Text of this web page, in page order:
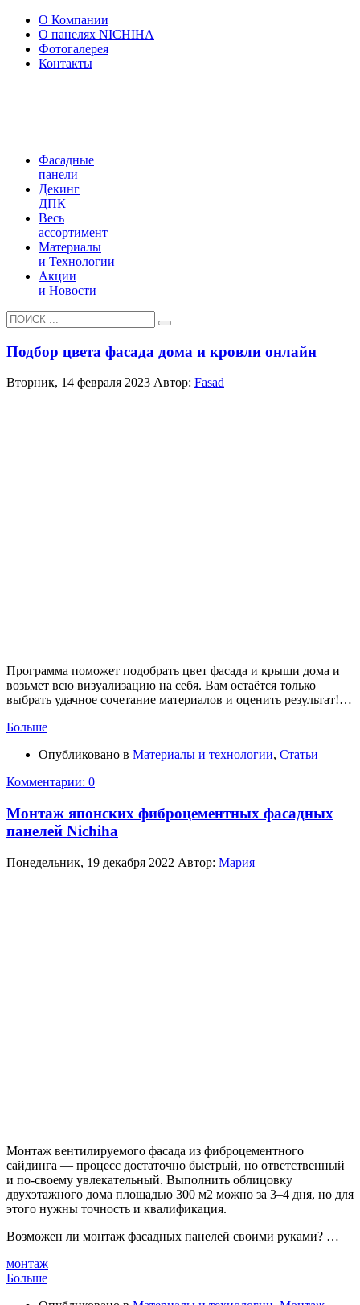
О Компании
О панелях NICHIHA
Фотогалерея
Контакты
Фасадные
панели
Декинг
ДПК
Весь
ассортимент
Материалы
и Технологии
Акции
и Новости
Подбор цвета фасада дома и кровли онлайн
Вторник, 14 февраля 2023 Автор: Fasad
Программа поможет подобрать цвет фасада и крыши дома и
возьмет всю визуализацию на себя. Вам остаётся только
выбрать удачное сочетание материалов и оценить результат!…
Больше
Опубликовано в Материалы и технологии, Статьи
Комментарии: 0
Монтаж японских фиброцементных фасадных
панелей Nichiha
Понедельник, 19 декабря 2022 Автор: Мария
Монтаж вентилируемого фасада из фиброцементного
сайдинга — процесс достаточно быстрый, но ответственный
и по-своему увлекательный. Выполнить облицовку
двухэтажного дома площадью 300 м2 можно за 3–4 дня, но для
этого нужны точность и квалификация.
Возможен ли монтаж фасадных панелей своими руками? …
монтаж
Больше